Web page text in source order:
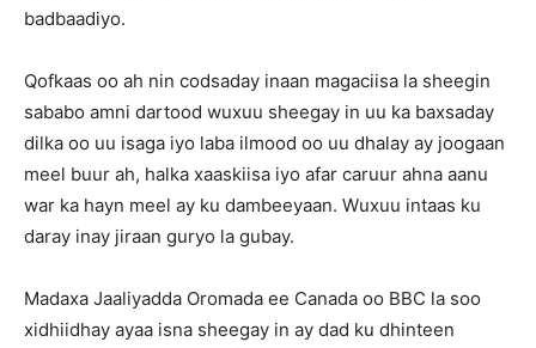
badbaadiyo.
Qofkaas oo ah nin codsaday inaan magaciisa la sheegin
sababo amni dartood wuxuu sheegay in uu ka baxsaday
dilka oo uu isaga iyo laba ilmood oo uu dhalay ay joogaan
meel buur ah, halka xaaskiisa iyo afar caruur ahna aanu
war ka hayn meel ay ku dambeeyaan. Wuxuu intaas ku
daray inay jiraan guryo la gubay.
Madaxa Jaaliyadda Oromada ee Canada oo BBC la soo
xidhiidhay ayaa isna sheegay in ay dad ku dhinteen